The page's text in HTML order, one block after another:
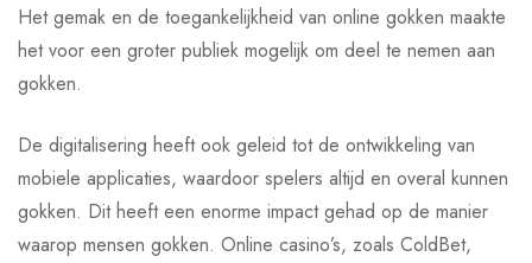
Het gemak en de toegankelijkheid van online gokken maakte
het voor een groter publiek mogelijk om deel te nemen aan
gokken.
De digitalisering heeft ook geleid tot de ontwikkeling van
mobiele applicaties, waardoor spelers altijd en overal kunnen
gokken. Dit heeft een enorme impact gehad op de manier
waarop mensen gokken. Online casino’s, zoals ColdBet,